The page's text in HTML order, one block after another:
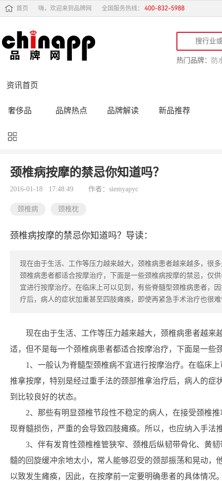
首页 嗨，欢迎来到品牌网 全国服务热线：
热门品牌： 防
资讯首页
奢侈品 品牌热点 品牌解读 新品推荐
品牌黑榜
品牌导购 专家点评 精彩点评
颈椎病按摩的禁忌你知道吗？
2016-01-18 17:48:49 作者：siemyapyc
颈椎病 颈椎枕
颈椎病按摩的禁忌你知道吗？导读：
现在由于生活、工作等压力越来越大，颈椎病患者越来越多，很
颈椎病患者都适合按摩治疗，下面是一些颈椎病按摩的禁忌，仅
宜进行按摩治疗。在临床上可以见到，有些脊髓型颈椎病患者，
疗后，病人的症状加重甚至四肢瘫痪，即使再紧急手术治疗也很
现在由于生活、工作等压力越来越大，颈椎病患者越来
适，但不是每一个颈椎病患者都适合按摩治疗，下面是一些
1、一般认为脊髓型颈椎病不宜进行按摩治疗。在临床
推拿按摩，特别是经过重手法的颈部推拿治疗后，病人的症
到比较良好的状态。
2、那些有明显颈椎节段性不稳定的病人，在接受颈椎
现脊髓损伤，严重的会导致四肢瘫痪。所以，也应纳入手法
3、伴有发育性颈椎椎管狭窄、颈椎后纵韧带骨化、黄
髓的回旋缓冲余地太小，常人能够忍受的颈部振荡和晃动，
以致发生瘫痪，因此，在按摩前一定要明确患者的具体情况